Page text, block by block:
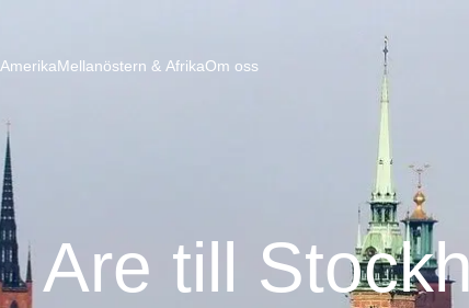
AmerikaMellanöstern & AfrikaOm oss
Are till